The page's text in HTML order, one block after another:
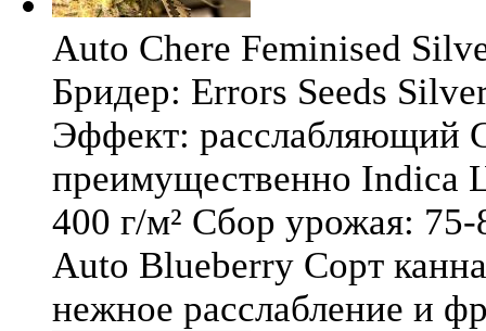
Auto Chere Feminised
Бридер: Errors Seeds
Эффект: расслабляющий
преимущественно Indica
400 г/м² Сбор урожая:
Auto Blueberry Сорт
нежное расслабление и